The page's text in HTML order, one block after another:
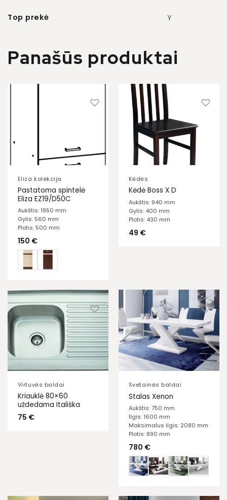
Top prekė Y
Panašūs produktai
Eliza kolekcija
Pastatoma spintelė
Eliza EZ19/D50C
Aukštis: 1950 mm
Gylis: 560 mm
Plotis: 500 mm
150 €
Kėdės
Kėdė Boss X D
Aukštis: 940 mm
Gylis: 400 mm
Plotis: 430 mm
49 €
Virtuvės baldai
Kriauklė 80×60
uždedama Itališka
75 €
Svetainės baldai
Stalas Xenon
Aukštis: 750 mm
Ilgis: 1600 mm
Maksimalus ilgis: 2080 mm
Plotis: 890 mm
780 €